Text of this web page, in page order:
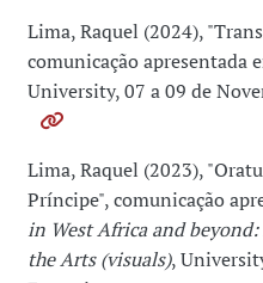
Lima, Raquel (2024),
comunicação apresentada
University, 07 a 09 de
Lima, Raquel (2023),
Príncipe", comunicação
in West Africa and
the Arts (visuals),